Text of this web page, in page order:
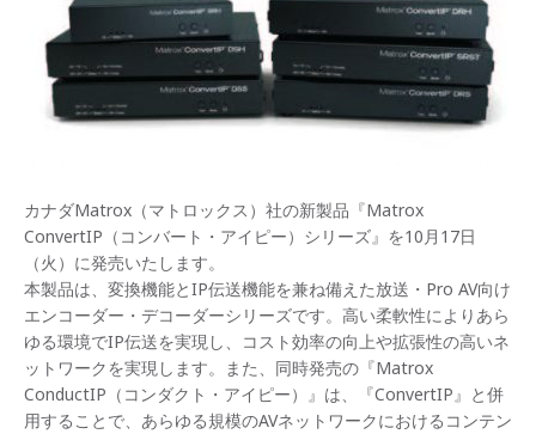
カナダMatrox（マトロックス）社の新製品『Matrox
ConvertIP（コンバート・アイピー）シリーズ』を10月17日
（火）に発売いたします。
本製品は、変換機能とIP伝送機能を兼ね備えた放送・Pro AV向け
エンコーダー・デコーダーシリーズです。高い柔軟性によりあら
ゆる環境でIP伝送を実現し、コスト効率の向上や拡張性の高いネ
ットワークを実現します。また、同時発売の『Matrox
ConductIP（コンダクト・アイピー）』は、『ConvertIP』と併
用することで、あらゆる規模のAVネットワークにおけるコンテン